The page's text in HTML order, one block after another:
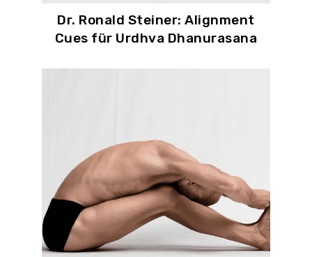
Dr. Ronald Steiner: Alignment
Cues für Urdhva Dhanurasana